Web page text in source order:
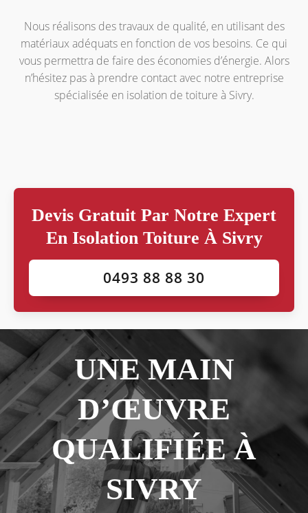
Nous réalisons des travaux de qualité, en utilisant des
matériaux adéquats en fonction de vos besoins. Ce qui
vous permettra de faire des économies d’énergie. Alors
n’hésitez pas à prendre contact avec notre entreprise
spécialisée en isolation de toiture à Sivry.
Devis Gratuit Par Notre Expert
En Isolation Toiture À Sivry
0493 88 88 30
UNE MAIN
D’ŒUVRE
QUALIFIÉE À
SIVRY